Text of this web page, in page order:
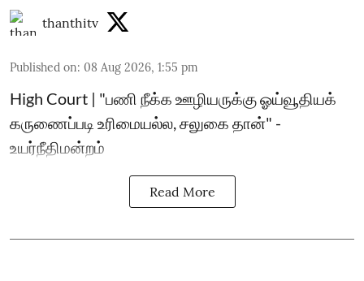
thanthitv
Published on: 08 Aug 2026, 1:55 pm
High Court | "பணி நீக்க ஊழியருக்கு ஓய்வூதியக்
கருணைப்படி உரிமையல்ல, சலுகை தான்" -
உயர்நீதிமன்றம்
Read More